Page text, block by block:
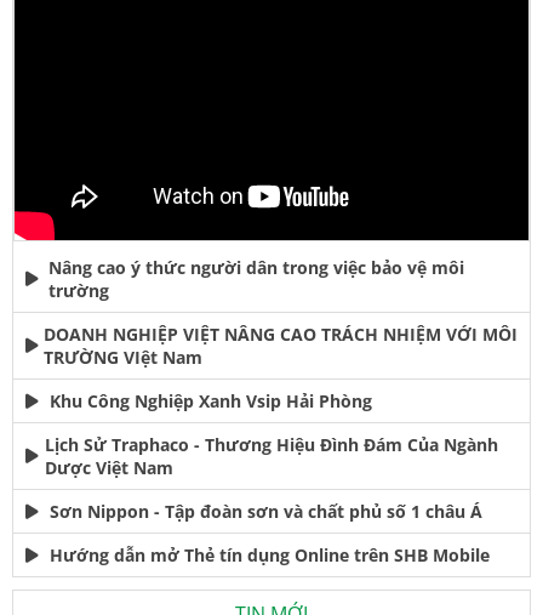
Nâng cao ý thức người dân trong việc bảo vệ môi
trường
DOANH NGHIỆP VIỆT NÂNG CAO TRÁCH NHIỆM VỚI MÔI
TRƯỜNG VIệt Nam
Khu Công Nghiệp Xanh Vsip Hải Phòng
Lịch Sử Traphaco - Thương Hiệu Đình Đám Của Ngành
Dược Việt Nam
Sơn Nippon - Tập đoàn sơn và chất phủ số 1 châu Á
Hướng dẫn mở Thẻ tín dụng Online trên SHB Mobile